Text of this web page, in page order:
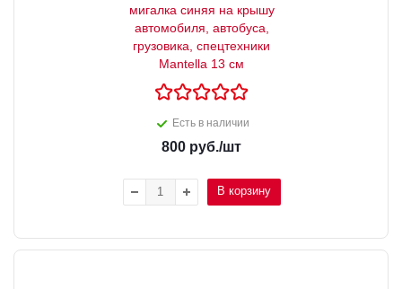
мигалка синяя на крышу
автомобиля, автобуса,
грузовика, спецтехники
Mantella 13 см
Есть в наличии
800 руб./шт
В корзину